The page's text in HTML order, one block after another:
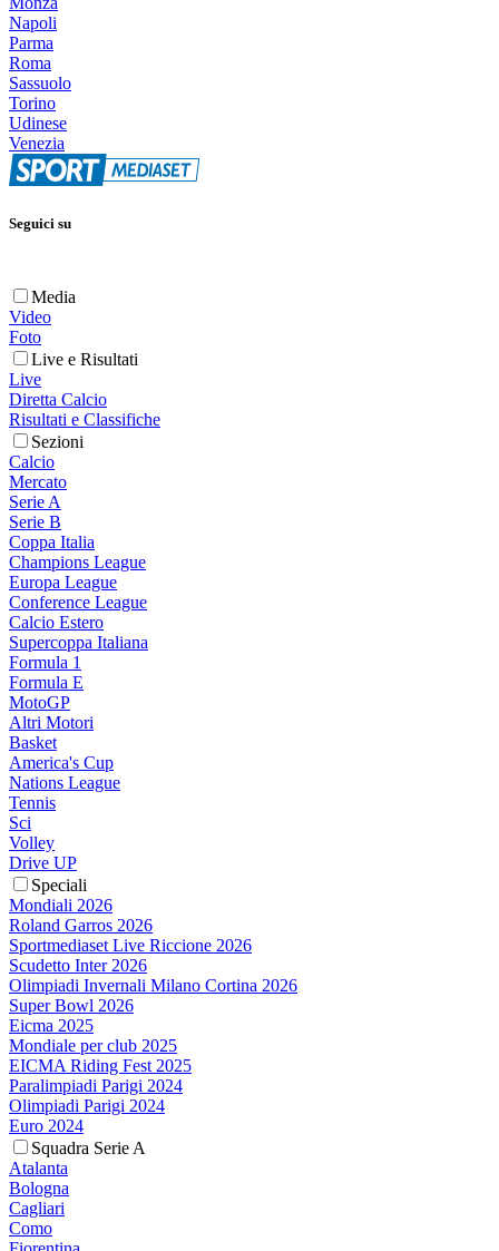
Napoli
Parma
Roma
Sassuolo
Torino
Udinese
Venezia
Seguici su
Media
Video
Foto
Live e Risultati
Live
Diretta Calcio
Risultati e Classifiche
Sezioni
Calcio
Mercato
Serie A
Serie B
Coppa Italia
Champions League
Europa League
Conference League
Calcio Estero
Supercoppa Italiana
Formula 1
Formula E
MotoGP
Altri Motori
Basket
America's Cup
Nations League
Tennis
Sci
Volley
Drive UP
Speciali
Mondiali 2026
Roland Garros 2026
Sportmediaset Live Riccione 2026
Scudetto Inter 2026
Olimpiadi Invernali Milano Cortina 2026
Super Bowl 2026
Eicma 2025
Mondiale per club 2025
EICMA Riding Fest 2025
Paralimpiadi Parigi 2024
Olimpiadi Parigi 2024
Euro 2024
Squadra Serie A
Atalanta
Bologna
Cagliari
Como